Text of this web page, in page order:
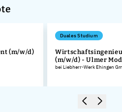
(m/w/d)
Duales Studium
(m/w/d) - Ulmer
bei Liebherr-Werk Ehingen